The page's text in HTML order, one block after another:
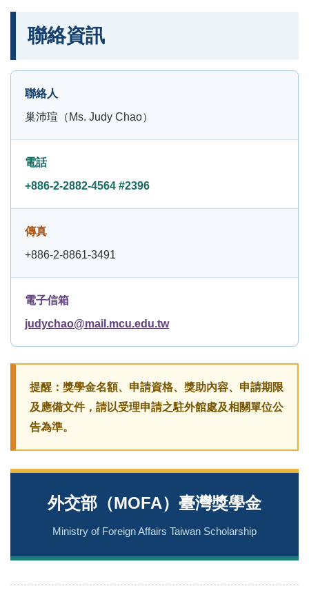
聯絡資訊
聯絡人
巢沛瑄（Ms. Judy Chao）
電話
+886-2-2882-4564 #2396
傳真
+886-2-8861-3491
電子信箱
judychao@mail.mcu.edu.tw
提醒：獎學金名額、申請資格、獎助內容、申請期限
及應備文件，請以受理申請之駐外館處及相關單位公
告為準。
外交部（MOFA）臺灣獎學金
Ministry of Foreign Affairs Taiwan Scholarship